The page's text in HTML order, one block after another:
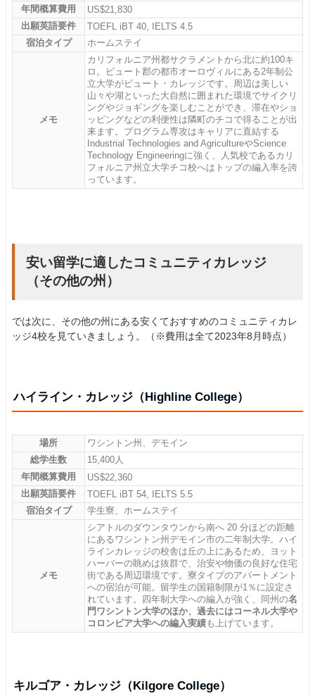
年間概算費用
US$21,830
出願英語要件
TOEFL iBT 40, IELTS 4.5
宿泊タイプ
ホームステイ
メモ
カリフォルニア州都サクラメントから北に約100キ
ロ。ビュート郡の都市オーロヴィルにある2年制公
立大学がビュート・カレッジです。周辺は美しい
山々や湖といった大自然に囲まれた環境でサイクリ
ングやジョギングを楽しむことができ、滞在やショ
ッピングなどの利便性は隣町のチコで得ることが出
来ます。プログラム専攻はキャリアに直結する
Industrial Technologies and AgricultureやScience
Technology Engineeringに強く、人気校であるカリ
フォルニア州立大学チコ校へはトップの編入率を誇
っています。
安い留学に適したコミュニティカレッジ
（その他の州）
では次に、その他の州にある安くておすすめのコミュニティカレ
ッジ4校を見ていきましょう。（※費用は全て2023年8月時点）
ハイライン・カレッジ（Highline College）
場所
ワシントン州、デモイン
総学生数
15,400人
年間概算費用
US$22,360
出願英語要件
TOEFL iBT 54, IELTS 5.5
宿泊タイプ
学生寮、ホームステイ
メモ
シアトルのダウンタウンから南へ 20 分ほどの距離
にあるワシントン州デモイン市の二年制大学。ハイ
ラインカレッジの校舎は丘の上にあるため、ヨット
ハーバーの眺めは抜群で、治安や物価の良好な住宅
街である周辺環境です。寮タイプのアパートメント
への宿泊が可能。留学生の国籍制限が1％に設定さ
れています。四年制大学への編入が強く、同州の名
門ワシントン大学のほか、過去にはコーネル大学や
コロンビア大学への編入実績も上げています。
キルゴア・カレッジ（Kilgore College）